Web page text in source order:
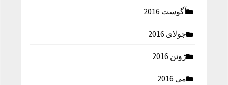
آگوست 2016
جولای 2016
ژوئن 2016
می 2016